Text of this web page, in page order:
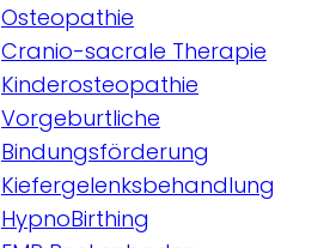
Osteopathie
Cranio-sacrale Therapie
Kinderosteopathie
Vorgeburtliche
Bindungsförderung
Kiefergelenksbehandlung
HypnoBirthing